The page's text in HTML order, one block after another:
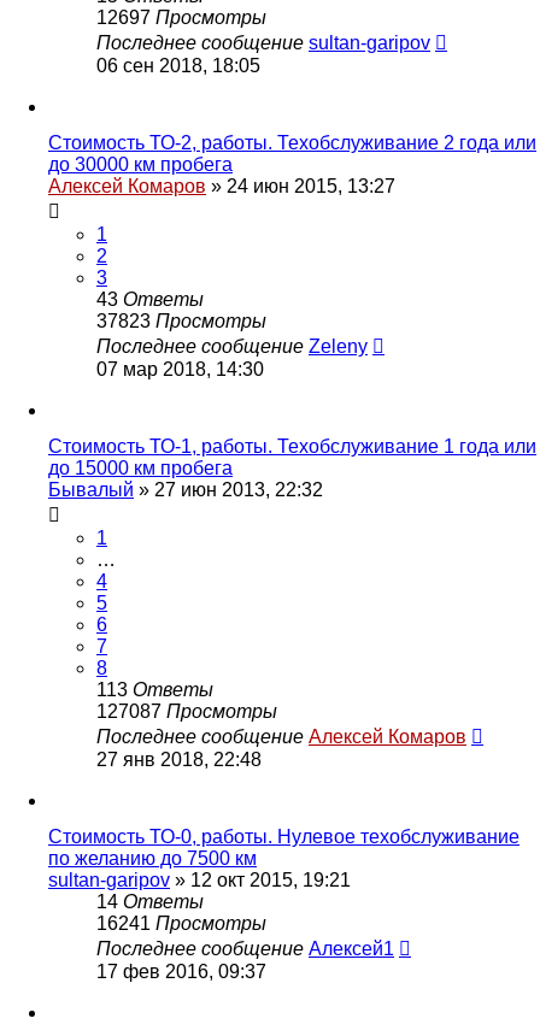
12697 Просмотры
Последнее сообщение sultan-garipov
06 сен 2018, 18:05
Стоимость ТО-2, работы. Техобслуживание 2 года или
до 30000 км пробега
Алексей Комаров » 24 июн 2015, 13:27
1
2
3
43 Ответы
37823 Просмотры
Последнее сообщение Zeleny
07 мар 2018, 14:30
Стоимость ТО-1, работы. Техобслуживание 1 года или
до 15000 км пробега
Бывалый » 27 июн 2013, 22:32
1
…
4
5
6
7
8
113 Ответы
127087 Просмотры
Последнее сообщение Алексей Комаров
27 янв 2018, 22:48
Стоимость ТО-0, работы. Нулевое техобслуживание
по желанию до 7500 км
sultan-garipov » 12 окт 2015, 19:21
14 Ответы
16241 Просмотры
Последнее сообщение Алексей1
17 фев 2016, 09:37